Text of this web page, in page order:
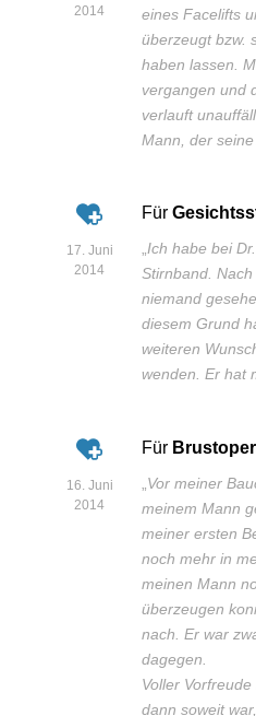
2014
eines Facelifts
überzeugt bzw.
haben lassen.
vergangen und
verlauft
Mann, der
17. Juni
2014
Für
„Ich habe bei
Stirnband.
niemand
diesem Grund
weiteren
wenden. Er hat
16. Juni
2014
Für
Vor meiner
meinem Mann
meiner ersten
noch mehr in
meinen Mann
überzeugen
nach. Er war
dagegen.
Voller
dann soweit